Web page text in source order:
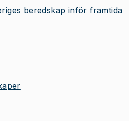
beredskap inför framtida